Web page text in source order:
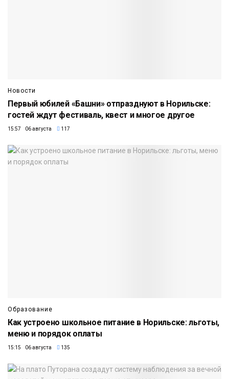
Новости
Первый юбилей «Башни» отпразднуют в Норильске:
гостей ждут фестиваль, квест и многое другое
15:57 06 августа 117
Образование
Как устроено школьное питание в Норильске: льготы,
меню и порядок оплаты
15:15 06 августа 135